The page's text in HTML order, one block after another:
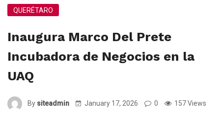
QUERÉTARO
Inaugura Marco Del Prete
Incubadora de Negocios en la
UAQ
By siteadmin January 17, 2026 0 157 Views